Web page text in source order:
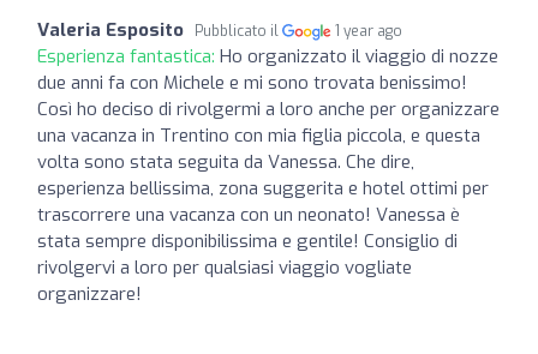
Valeria Esposito Pubblicato il 1 year ago
Esperienza fantastica: Ho organizzato il viaggio di nozze
due anni fa con Michele e mi sono trovata benissimo!
Così ho deciso di rivolgermi a loro anche per organizzare
una vacanza in Trentino con mia figlia piccola, e questa
volta sono stata seguita da Vanessa. Che dire,
esperienza bellissima, zona suggerita e hotel ottimi per
trascorrere una vacanza con un neonato! Vanessa è
stata sempre disponibilissima e gentile! Consiglio di
rivolgervi a loro per qualsiasi viaggio vogliate
organizzare!